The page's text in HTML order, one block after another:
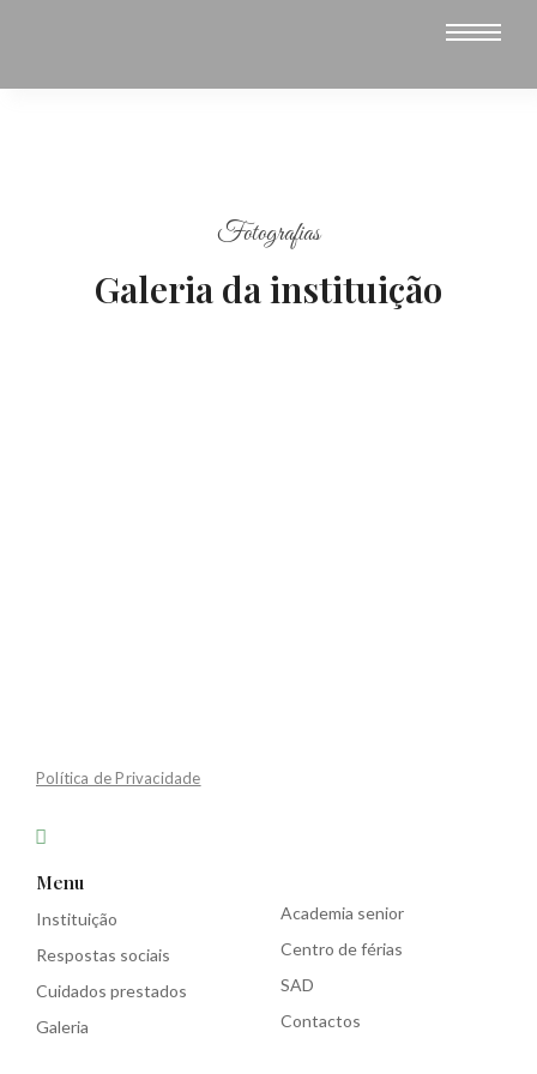
Fotografias
Galeria da instituição
Política de Privacidade
Menu
Instituição
Respostas sociais
Cuidados prestados
Galeria
Academia senior
Centro de férias
SAD
Contactos